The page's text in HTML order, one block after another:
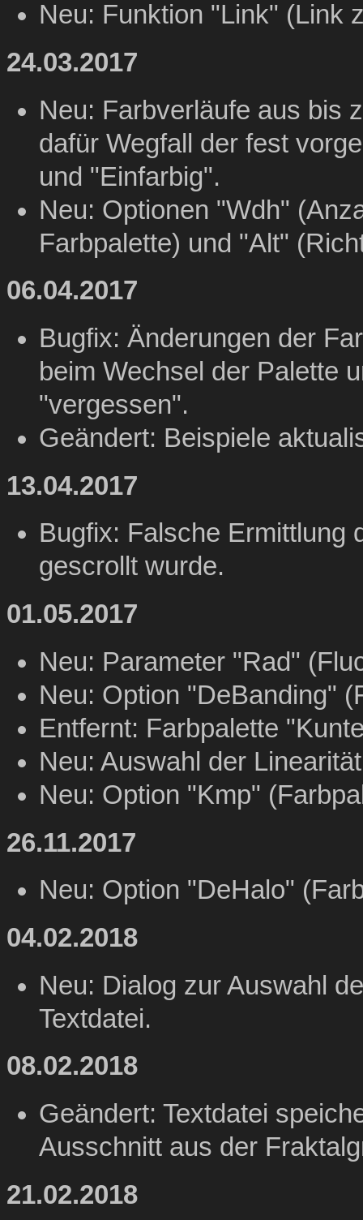
Neu: Funktion "Link" (Link
24.03.2017
Neu: Farbverläufe aus bis
dafür Wegfall der fest
und "Einfarbig".
Neu: Optionen "Wdh"
Farbpalette) und "Alt"
06.04.2017
Bugfix: Änderungen der
beim Wechsel der Palette
"vergessen".
Geändert: Beispiele
13.04.2017
Bugfix: Falsche Ermittlung
gescrollt wurde.
01.05.2017
Neu: Parameter "Rad"
Neu: Option "DeBanding"
Entfernt: Farbpalette
Neu: Auswahl der
Neu: Option "Kmp"
26.11.2017
Neu: Option "DeHalo"
04.02.2018
Neu: Dialog zur Auswahl
Textdatei.
08.02.2018
Geändert: Textdatei
Ausschnitt aus der
21.02.2018